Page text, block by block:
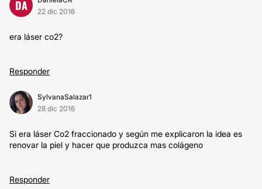
DA
22 dic 2016
era láser co2?
Responder
SylvanaSalazar1
28 dic 2016
Si era láser Co2 fraccionado y según me explicaron la idea es
renovar la piel y hacer que produzca mas colágeno
Responder